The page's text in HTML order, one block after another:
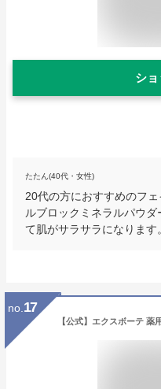
シ
たたん(40代・女性)
20代の方におすすめのフ
ルブロックミネラルパウ
て肌がサラサラになります。
no. 17